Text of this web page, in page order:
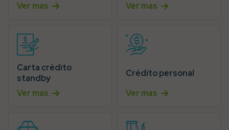
Ver mas
Ver mas
Carta crédito
standby
Ver mas
Crédito personal
Ver mas